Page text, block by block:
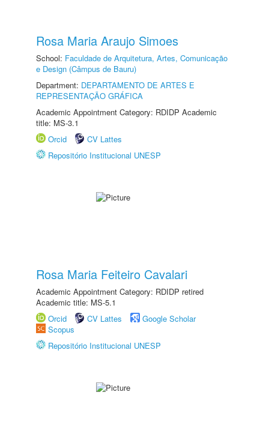
Rosa Maria Araujo Simoes
School: Faculdade de Arquitetura, Artes, Comunicação
e Design (Câmpus de Bauru)
Department: DEPARTAMENTO DE ARTES E
REPRESENTAÇÃO GRÁFICA
Academic Appointment Category: RDIDP Academic
title: MS-3.1
Orcid
CV Lattes
Repositório Institucional UNESP
Rosa Maria Feiteiro Cavalari
Academic Appointment Category: RDIDP retired
Academic title: MS-5.1
Orcid
CV Lattes
Google Scholar
Scopus
Repositório Institucional UNESP